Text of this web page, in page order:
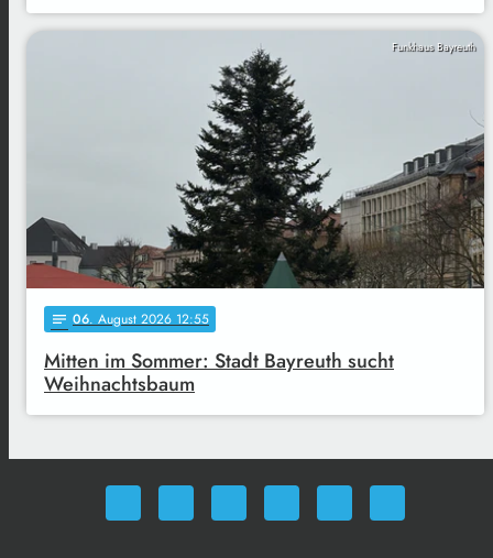
Funkhaus Bayreuth
notes 06. August 2026 12:55
Mitten im Sommer: Stadt Bayreuth sucht
Weihnachtsbaum